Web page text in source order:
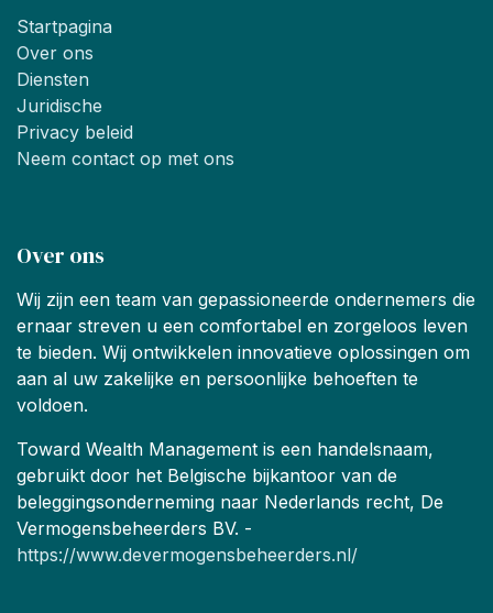
Startpagina
Over ons
Diensten
Juridische
Privacy beleid
Neem contact op met ons
Over ons
Wij zijn een team van gepassioneerde ondernemers die
ernaar streven u een comfortabel en zorgeloos leven
te bieden. Wij ontwikkelen innovatieve oplossingen om
aan al uw zakelijke en persoonlijke behoeften te
voldoen.
Toward Wealth Management is een handelsnaam,
gebruikt door het Belgische bijkantoor van de
beleggingsonderneming naar Nederlands recht, De
Vermogensbeheerders BV. -
https://www.devermogensbeheerders.nl/